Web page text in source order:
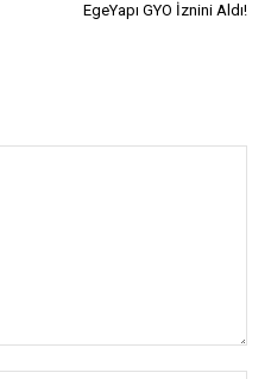
EgeYapı GYO İznini Aldı!